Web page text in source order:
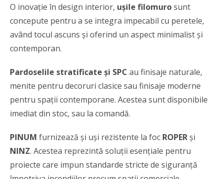
O inovaţie în design interior, uşile filomurosunt
concepute pentru a se integra impecabil cu peretele,
având tocul ascuns şi oferind un aspect minimalist și
contemporan.
Pardoselile stratificate și SPC au finisaje naturale,
menite pentru decoruri clasice sau finisaje moderne
pentru spații contemporane. Acestea sunt disponibile
imediat din stoc, sau la comandă.
PINUM furnizează şi uși rezistente la foc ROPER și
NINZ. Acestea reprezintă soluții esențiale pentru
proiecte care impun standarde stricte de siguranță